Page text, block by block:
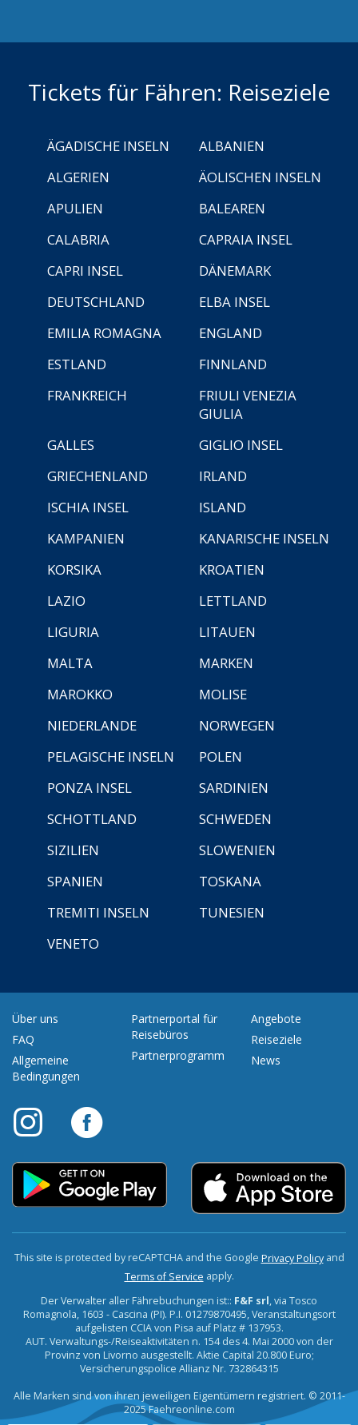
Tickets für Fähren: Reiseziele
ÄGADISCHE INSELN
ALBANIEN
ALGERIEN
ÄOLISCHEN INSELN
APULIEN
BALEAREN
CALABRIA
CAPRAIA INSEL
CAPRI INSEL
DÄNEMARK
DEUTSCHLAND
ELBA INSEL
EMILIA ROMAGNA
ENGLAND
ESTLAND
FINNLAND
FRANKREICH
FRIULI VENEZIA
GIULIA
GALLES
GIGLIO INSEL
GRIECHENLAND
IRLAND
ISCHIA INSEL
ISLAND
KAMPANIEN
KANARISCHE INSELN
KORSIKA
KROATIEN
LAZIO
LETTLAND
LIGURIA
LITAUEN
MALTA
MARKEN
MAROKKO
MOLISE
NIEDERLANDE
NORWEGEN
PELAGISCHE INSELN
POLEN
PONZA INSEL
SARDINIEN
SCHOTTLAND
SCHWEDEN
SIZILIEN
SLOWENIEN
SPANIEN
TOSKANA
TREMITI INSELN
TUNESIEN
VENETO
Über uns
FAQ
Allgemeine
Bedingungen
Partnerportal für
Reisebüros
Partnerprogramm
Angebote
Reiseziele
News
This site is protected by reCAPTCHA and the Google Privacy Policyand
Terms of Service apply.
Der Verwalter aller Fährebuchungen ist:: F&F srl, via Tosco
Romagnola, 1603 - Cascina (PI). P.I. 01279870495, Veranstaltungsort
aufgelisten CCIA von Pisa auf Platz # 137953.
AUT. Verwaltungs-/Reiseaktivitäten n. 154 des 4. Mai 2000 von der
Provinz von Livorno ausgestellt. Aktie Capital 20.800 Euro;
Versicherungspolice Allianz Nr. 732864315
Alle Marken sind von ihren jeweiligen Eigentümern registriert. © 2011-
2025 Faehreonline.com